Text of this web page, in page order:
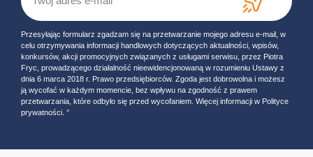
Przesyłając formularz zgadzam się na przetwarzanie mojego adresu e-mail, w
celu otrzymywania informacji handlowych dotyczących aktualności, wpisów,
konkursów, akcji promocyjnych związanych z usługami serwisu, przez Piotra
Fryc, prowadzącego działalność nieewidencjonowaną w rozumieniu Ustawy z
dnia 6 marca 2018 r. Prawo przedsiębiorców. Zgoda jest dobrowolna i możesz
ją wycofać w każdym momencie, bez wpływu na zgodność z prawem
przetwarzania, które odbyło się przed wycofaniem. Więcej informacji w Polityce
prywatności. ‘’